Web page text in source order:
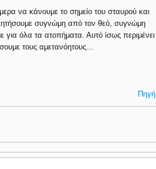
να κάνουμε το σημείο του σταυρού και
συγνώμη από τον θεό, συγνώμη
όλα τα ατοπήματα. Αυτό ίσως περιμένει
τους αμετανόητους...
Πηγή